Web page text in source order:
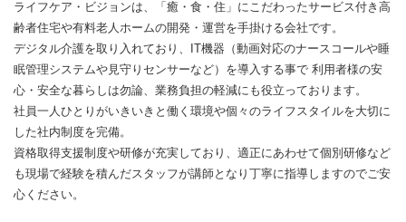
ライフケア・ビジョンは、「癒・食・住」にこだわったサービス付き高
齢者住宅や有料老人ホームの開発・運営を手掛ける会社です。
デジタル介護を取り入れており、IT機器（動画対応のナースコールや睡
眠管理システムや見守りセンサーなど）を導入する事で 利用者様の安
心・安全な暮らしは勿論、業務負担の軽減にも役立っております。
社員一人ひとりがいきいきと働く環境や個々のライフスタイルを大切に
した社内制度を完備。
資格取得支援制度や研修が充実しており、適正にあわせて個別研修など
も現場で経験を積んだスタッフが講師となり丁寧に指導しますのでご安
心ください。